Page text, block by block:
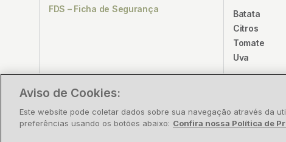
FDS – Ficha de Segurança
Batata
Citros
Tomate
Uva
© 2026 Cibrafertil – Companhia Brasileira de Fertilizantes
Aviso de Cookies:
Este website pode coletar dados sobre sua navegação através da
preferências usando os botões abaixo: Confira nossa Política de